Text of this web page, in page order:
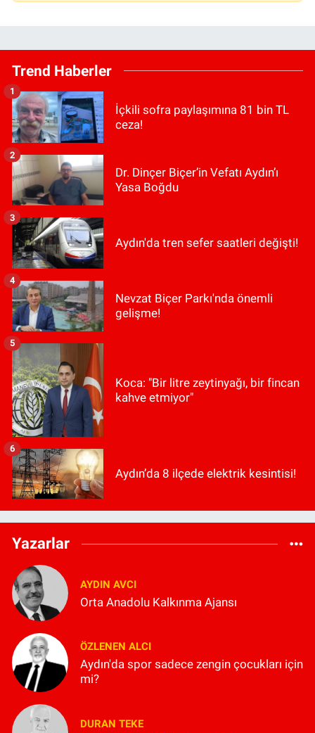
Trend Haberler
İçkili sofra paylaşımına 81 bin TL
ceza!
1
Dr. Dinçer Biçer’in Vefatı Aydın’ı
Yasa Boğdu
2
Aydın'da tren sefer saatleri değişti!
3
Nevzat Biçer Parkı'nda önemli
gelişme!
4
Koca: "Bir litre zeytinyağı, bir fincan
kahve etmiyor"
5
Aydın’da 8 ilçede elektrik kesintisi!
6
Yazarlar
AYDIN AVCI
Orta Anadolu Kalkınma Ajansı
ÖZLENEN ALCI
Aydın'da spor sadece zengin çocukları için
mi?
DURAN TEKE